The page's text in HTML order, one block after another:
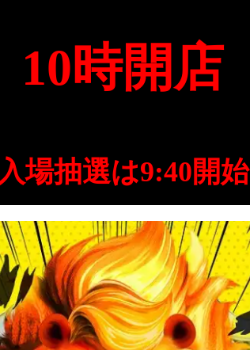
10時開店
入場抽選は9:40開始